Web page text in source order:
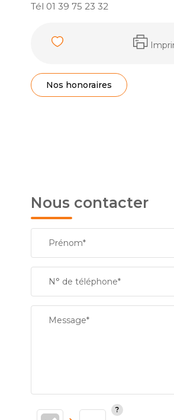
Tél 01 39 75 23 32
Nos honoraires
Nous contacter
Prénom*
N° de téléphone*
Message*